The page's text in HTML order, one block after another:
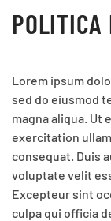
POLITICA
Lorem ipsum
sed do eiusmod
magna aliqua. Ut
exercitation
consequat. Duis
voluptate velit
Excepteur sint
culpa qui officia